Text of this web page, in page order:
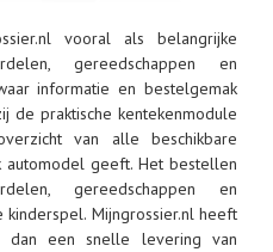
vooral als belangrijke
gereedschappen en
informatie en bestelgemak
de praktische kentekenmodule
van alle beschikbare
geeft. Het bestellen
gereedschappen en
Mijngrossier.nl heeft
een snelle levering van